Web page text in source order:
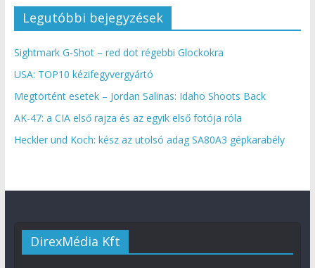
Legutóbbi bejegyzések
Sightmark G-Shot – red dot régebbi Glockokra
USA: TOP10 kézifegyvergyártó
Megtörtént esetek – Jordan Salinas: Idaho Shoots Back
AK-47: a CIA első rajza és az egyik első fotója róla
Heckler und Koch: kész az utolsó adag SA80A3 gépkarabély
DirexMédia Kft